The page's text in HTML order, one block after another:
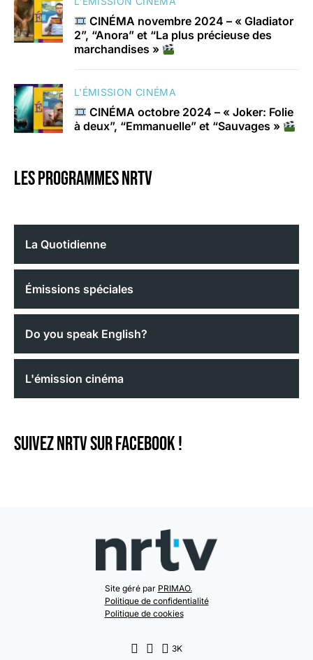
CINÉMA novembre 2024 – « Gladiator
2”, “Anora” et “La plus précieuse des
marchandises »
L'ÉMISSION CINÉMA
CINÉMA octobre 2024 – « Joker: Folie
à deux”, “Emmanuelle” et “Sauvages »
Les programmes nrtv
La Quotidienne
Émissions spéciales
Do you speak English?
L'émission cinéma
Suivez NRTV sur Facebook !
Site géré par PRIMAO.
Politique de confidentialité
Politique de cookies
3K